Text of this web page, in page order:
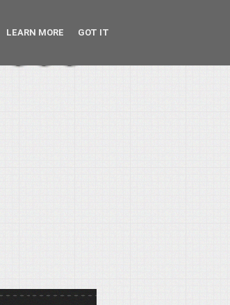
LEARN MORE GOT IT